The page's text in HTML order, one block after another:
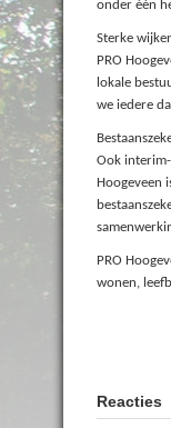
onder één
Sterke
PRO
lokale
we iedere
Ook
Hoogeveen
PRO
wonen,
Reacties